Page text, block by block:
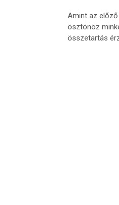
Amint az előző
ösztönöz
összetartás